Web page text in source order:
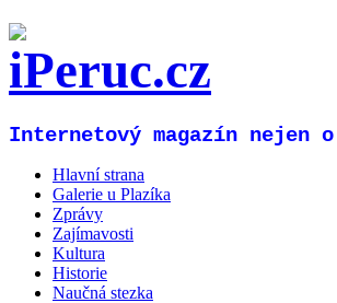
Internetový magazín nejen
Hlavní strana
Galerie u Plazíka
Zprávy
Zajímavosti
Kultura
Historie
Naučná stezka